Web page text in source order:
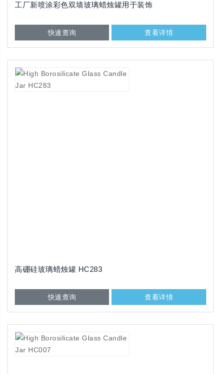
工厂新喷涂彩色双墙玻璃蜡烛罐用于装饰
快速查询 查看详情
高硼硅玻璃蜡烛罐 HC283
快速查询 查看详情